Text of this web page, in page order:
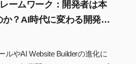
ームワーク：開発者は本
？AI時代に変わる開発の
ルやAI Website Builderの進化に